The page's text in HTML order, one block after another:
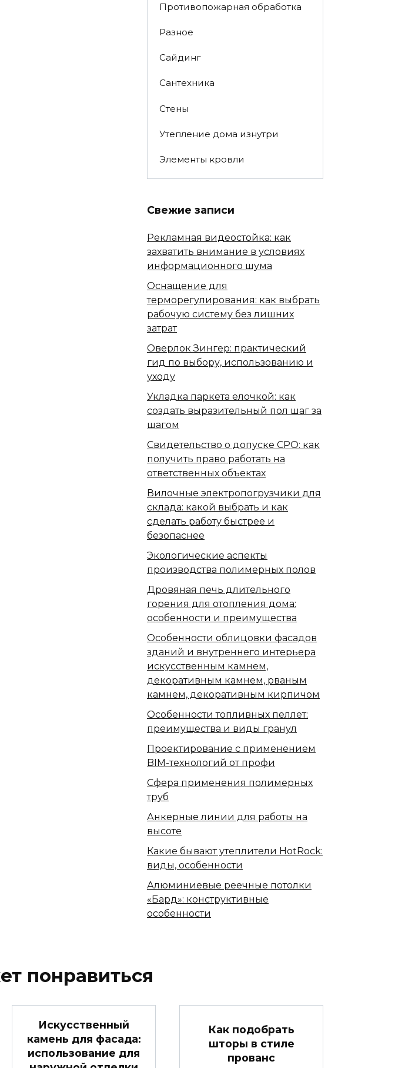
Противопожарная обработка
Разное
Сайдинг
Сантехника
Стены
Утепление дома изнутри
Элементы кровли
Свежие записи
Рекламная видеостойка: как
захватить внимание в условиях
информационного шума
Оснащение для
терморегулирования: как выбрать
рабочую систему без лишних
затрат
Оверлок Зингер: практический
гид по выбору, использованию и
уходу
Укладка паркета елочкой: как
создать выразительный пол шаг за
шагом
Свидетельство о допуске СРО: как
получить право работать на
ответственных объектах
Вилочные электропогрузчики для
склада: какой выбрать и как
сделать работу быстрее и
безопаснее
Экологические аспекты
производства полимерных полов
Дровяная печь длительного
горения для отопления дома:
особенности и преимущества
Особенности облицовки фасадов
зданий и внутреннего интерьера
искусственным камнем,
декоративным камнем, рваным
камнем, декоративным кирпичом
Особенности топливных пеллет:
преимущества и виды гранул
Проектирование с применением
BIM-технологий от профи
Сфера применения полимерных
труб
Анкерные линии для работы на
высоте
Какие бывают утеплители HotRock:
виды, особенности
Алюминиевые реечные потолки
«Бард»: конструктивные
особенности
понравиться
Искусственный
камень для фасада:
использование для
Как подобрать
шторы в стиле
прованс